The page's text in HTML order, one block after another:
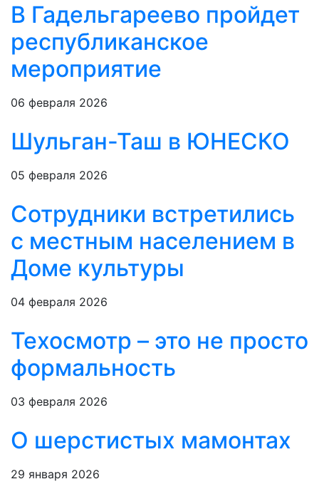
В Гадельгареево пройдет
республиканское
мероприятие
06 февраля 2026
Шульган-Таш в ЮНЕСКО
05 февраля 2026
Сотрудники встретились
с местным населением в
Доме культуры
04 февраля 2026
Техосмотр – это не просто
формальность
03 февраля 2026
О шерстистых мамонтах
29 января 2026